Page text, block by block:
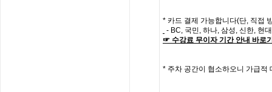
* 카드 결제 가능합니다(단, 직접
- BC, 국민, 하나, 삼성, 신한, 현
☞ 수강료 무이자 기간 안내 바로
* 주차 공간이 협소하오니 가급적